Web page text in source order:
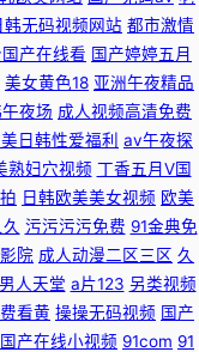
韩无码视频网站 都市激情
产在线看 国产婷婷五月
美女黄色18 亚洲午夜精品
夜场 成人视频高清免费
日韩性爱福利 av午夜探
熟妇穴视频 丁香五月V国
日韩欧美美女视频 欧美
污污污污免费 91金典免
院 成人动漫二区三区 久
男人天堂 a片123 另类视频
看黄 操操无码视频 国产
国产在线小视频 91com 91